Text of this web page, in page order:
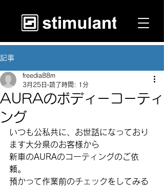
記事
AURAのボディーコーティ
ング
freedia88m
3月25日 読了時間: 1分
いつも公私共に、お世話になっており
ます大分県のお客様から
新車のAURAのコーティングのご依
頼。
預かって作業前のチェックをしてみる